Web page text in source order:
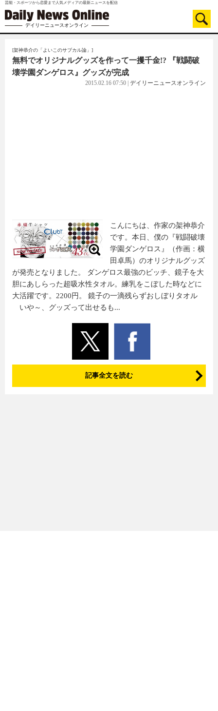
芸能・スポーツから恋愛まで人気メディアの最新ニュースを配信
デイリーニュースオンライン
[架神恭介の「よいこのサブカル論」]
無料でオリジナルグッズを作って一攫千金!? 『戦闘破
壊学園ダンゲロス』グッズが完成
2015.02.16 07:50 デイリーニュースオンライン
こんにちは、作家の架神恭介
です。本日、僕の『戦闘破壊
学園ダンゲロス』（作画：横
田卓馬）のオリジナルグッズ
が発売となりました。 ダンゲロス最強のビッチ、鏡子を大
胆にあしらった超吸水性タオル。練乳をこぼした時などに
大活躍です。2200円。 鏡子の一滴残らずおしぼりタオル
いや～、グッズって出せるも...
記事全文を読む